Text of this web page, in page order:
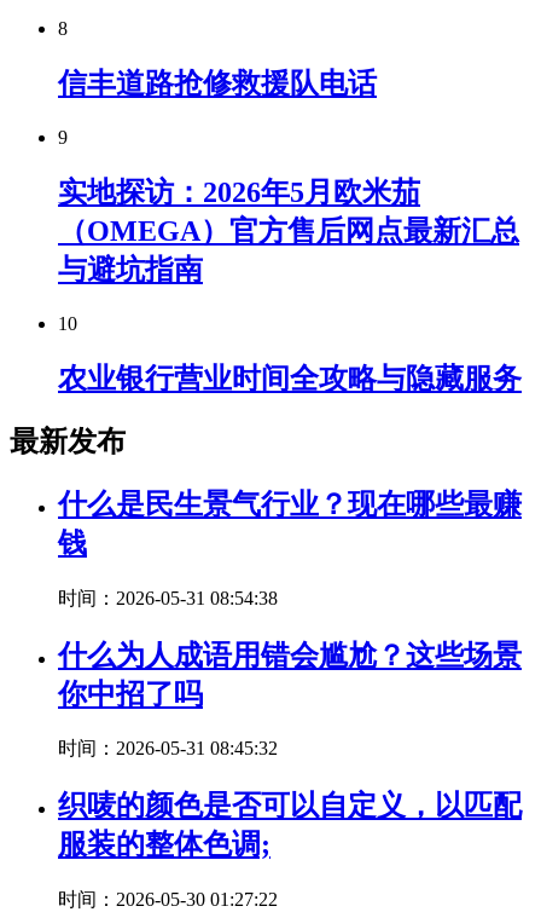
8
信丰道路抢修救援队电话
9
实地探访：2026年5月欧米茄
（OMEGA）官方售后网点最新汇总
与避坑指南
10
农业银行营业时间全攻略与隐藏服务
最新发布
什么是民生景气行业？现在哪些最赚
钱
时间：2026-05-31 08:54:38
什么为人成语用错会尴尬？这些场景
你中招了吗
时间：2026-05-31 08:45:32
织唛的颜色是否可以自定义，以匹配
服装的整体色调;
时间：2026-05-30 01:27:22